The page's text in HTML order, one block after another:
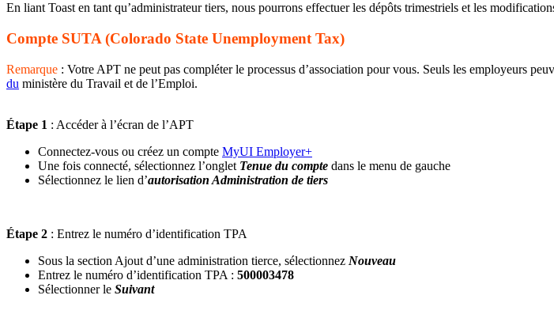
En liant Toast en tant qu’administrateur tiers, nous pourrons effectuer les dépôts trimestriels et les
Compte SUTA (Colorado State Unemployment Tax)
Remarque : Votre APT ne peut pas compléter le processus d’association pour vous. Seuls les employeurs
du ministère du Travail et de l’Emploi.
Étape 1 : Accéder à l’écran de l’APT
Connectez-vous ou créez un compte MyUI Employer+
Une fois connecté, sélectionnez l’onglet Tenue du compte dans le menu de gauche
Sélectionnez le lien d’autorisation Administration de tiers
Étape 2 : Entrez le numéro d’identification TPA
Sous la section Ajout d’une administration tierce, sélectionnez Nouveau
Entrez le numéro d’identification TPA : 500003478
Sélectionner le Suivant